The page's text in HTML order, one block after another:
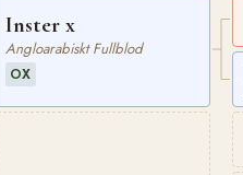
Inster x
Angloarabiskt Fullblod
OX